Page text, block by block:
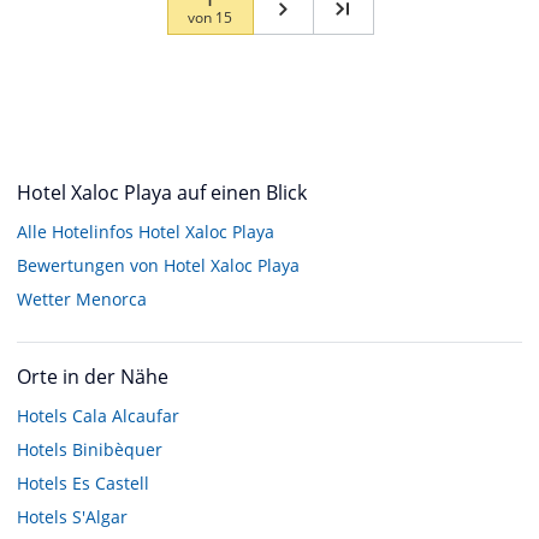
von 15
Hotel Xaloc Playa auf einen Blick
Alle Hotelinfos Hotel Xaloc Playa
Bewertungen von Hotel Xaloc Playa
Wetter Menorca
Orte in der Nähe
Hotels Cala Alcaufar
Hotels Binibèquer
Hotels Es Castell
Hotels S'Algar